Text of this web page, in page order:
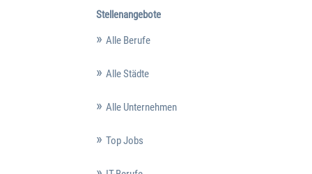
Stellenangebote
Alle Berufe
Alle Städte
Alle Unternehmen
Top Jobs